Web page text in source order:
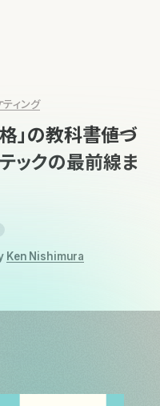
ィング
」の教科書――値づ
ックの最前線ま
Ken Nishimura